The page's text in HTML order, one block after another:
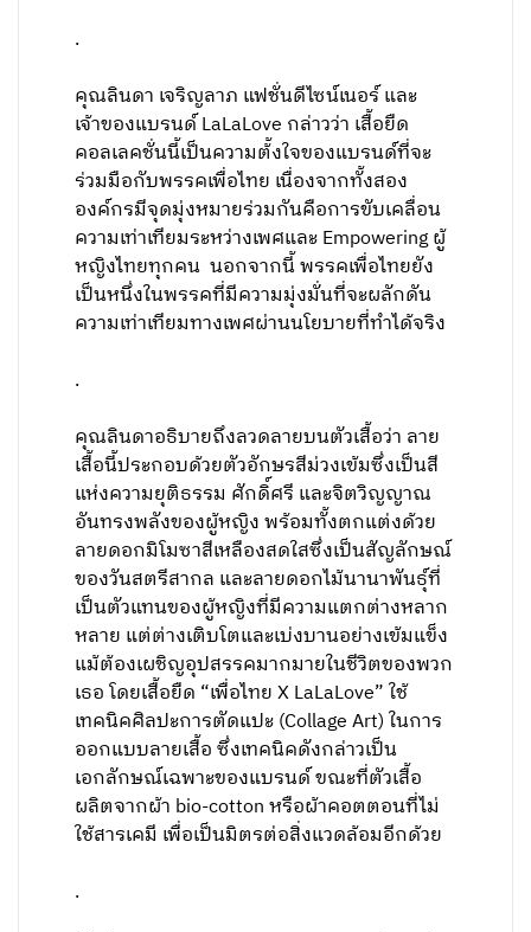
.
คุณลินดา เจริญลาภ แฟชั่นดีไซน์เนอร์ และ
เจ้าของแบรนด์ LaLaLove กล่าวว่า เสื้อยืด
คอลเลคชั่นนี้เป็นความต้้งใจของแบรนด์ที่จะ
ร่วมมือกับพรรคเพื่อไทย เนื่องจากทั้งสอง
องค์กรมีจุดมุ่งหมายร่วมกันคือการขับเคลื่อน
ความเท่าเทียมระหว่างเพศและ Empowering ผู้
หญิงไทยทุกคน นอกจากนี้ พรรคเพื่อไทยยัง
เป็นหนึ่งในพรรคที่มีความมุ่งมั่นที่จะผลักดัน
ความเท่าเทียมทางเพศผ่านนโยบายที่ทำได้จริง
.
คุณลินดาอธิบายถึงลวดลายบนตัวเสื้อว่า ลาย
เสื้อนี้ประกอบด้วยตัวอักษรสีม่วงเข้มซึ่งเป็นสี
แห่งความยุติธรรม ศักดิ์ศรี และจิตวิญญาณ
อันทรงพลังของผู้หญิง พร้อมทั้งตกแต่งด้วย
ลายดอกมิโมซาสีเหลืองสดใสซึ่งเป็นสัญลักษณ์
ของวันสตรีสากล และลายดอกไม้นานาพันธุ์ที่
เป็นตัวแทนของผู้หญิงที่มีความแตกต่างหลาก
หลาย แต่ต่างเติบโตและเบ่งบานอย่างเข้มแข็ง
แม้ต้องเผชิญอุปสรรคมากมายในชีวิตของพวก
เธอ โดยเสื้อยืด “เพื่อไทย X LaLaLove” ใช้
เทคนิคศิลปะการตัดแปะ (Collage Art) ในการ
ออกแบบลายเสื้อ ซึ่งเทคนิคดังกล่าวเป็น
เอกลักษณ์เฉพาะของแบรนด์ ขณะที่ตัวเสื้อ
ผลิตจากผ้า bio-cotton หรือผ้าคอตตอนที่ไม่
ใช้สารเคมี เพื่อเป็นมิตรต่อสิ่งแวดล้อมอีกด้วย
.